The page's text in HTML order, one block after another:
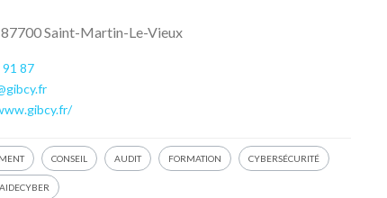
Saint-Martin-Le-Vieux
91 87
CONSEIL AUDIT FORMATION CYBERSÉCURITÉ